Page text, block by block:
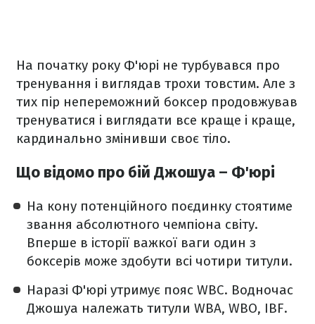
На початку року Ф'юрі не турбувався про
тренування і виглядав трохи товстим. Але з
тих пір непереможний боксер продовжував
тренуватися і виглядати все краще і краще,
кардинально змінивши своє тіло.
Що відомо про бій Джошуа – Ф'юрі
На кону потенційного поєдинку стоятиме
звання абсолютного чемпіона світу.
Вперше в історії важкої ваги один з
боксерів може здобути всі чотири титули.
Наразі Ф'юрі утримує пояс WBC. Водночас
Джошуа належать титули WBA, WBO, IBF.